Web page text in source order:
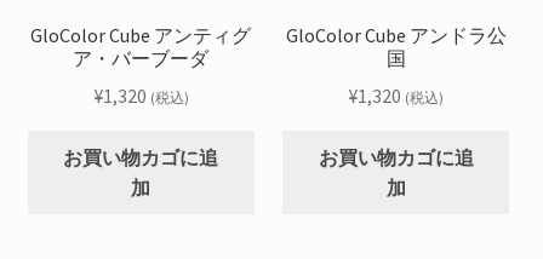
GloColor Cube アンティグ
ア・バーブーダ
¥1,320 (税込)
お買い物カゴに追
加
GloColor Cube アンドラ公
国
¥1,320 (税込)
お買い物カゴに追
加